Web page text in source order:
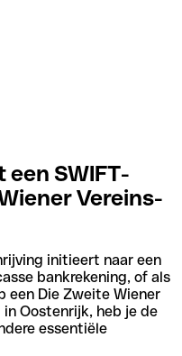
een SWIFT-
Vereins-
initieert naar een
bankrekening, of als
een Die Zweite Wiener
Oostenrijk, heb je de
essentiële